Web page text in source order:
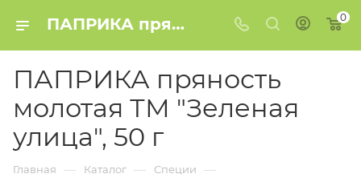
ПАПРИКА пряность молотая ТМ "Зеленая улица", 50 г купить в Минске 0
ПАПРИКА пряность
молотая ТМ "Зеленая
улица", 50 г
Главная — Каталог — Специи —